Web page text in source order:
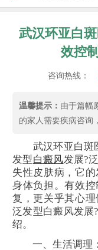
武汉环亚白
效控
咨询热线：
温馨提示： 由于篇幅
的家人需要疾病咨询
武汉环亚白斑医
发型 白癜风发展?
失性皮肤病，它
身体负担。有效
复，更关乎其心
泛发型白癜风发展
绍。
一、生活调理：